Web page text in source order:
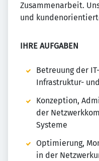
Zusammenarbeit.
und
IHRE AUFGABEN
Betreuung der
Infrastruktur-
Konzeption,
der
Systeme
Optimierung,
in der